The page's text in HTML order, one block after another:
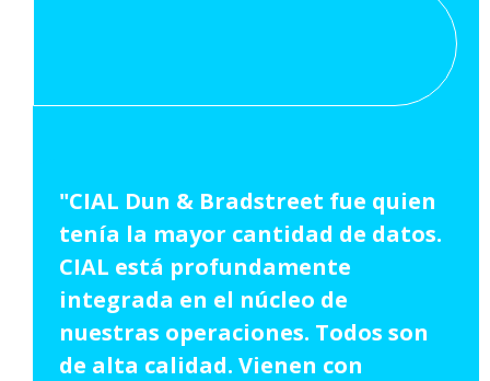
"CIAL Dun & Bradstreet fue quien
tenía la mayor cantidad de datos.
CIAL está profundamente
integrada en el núcleo de
nuestras operaciones. Todos son
de alta calidad. Vienen con